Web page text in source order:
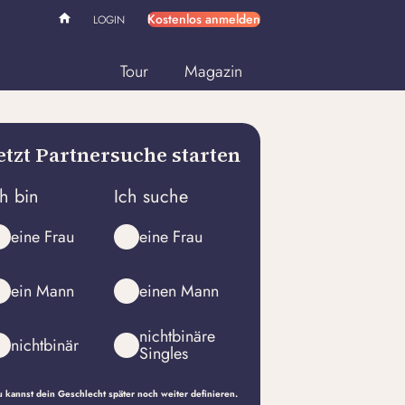
LOGIN Kostenlos anmelden
Tour Magazin
Partnersuche starten
bin
eine Frau
ein Mann
nichtbinär
Ich suche
eine Frau
einen Mann
nichtbinäre
Singles
kannst dein Geschlecht später noch weiter definieren.